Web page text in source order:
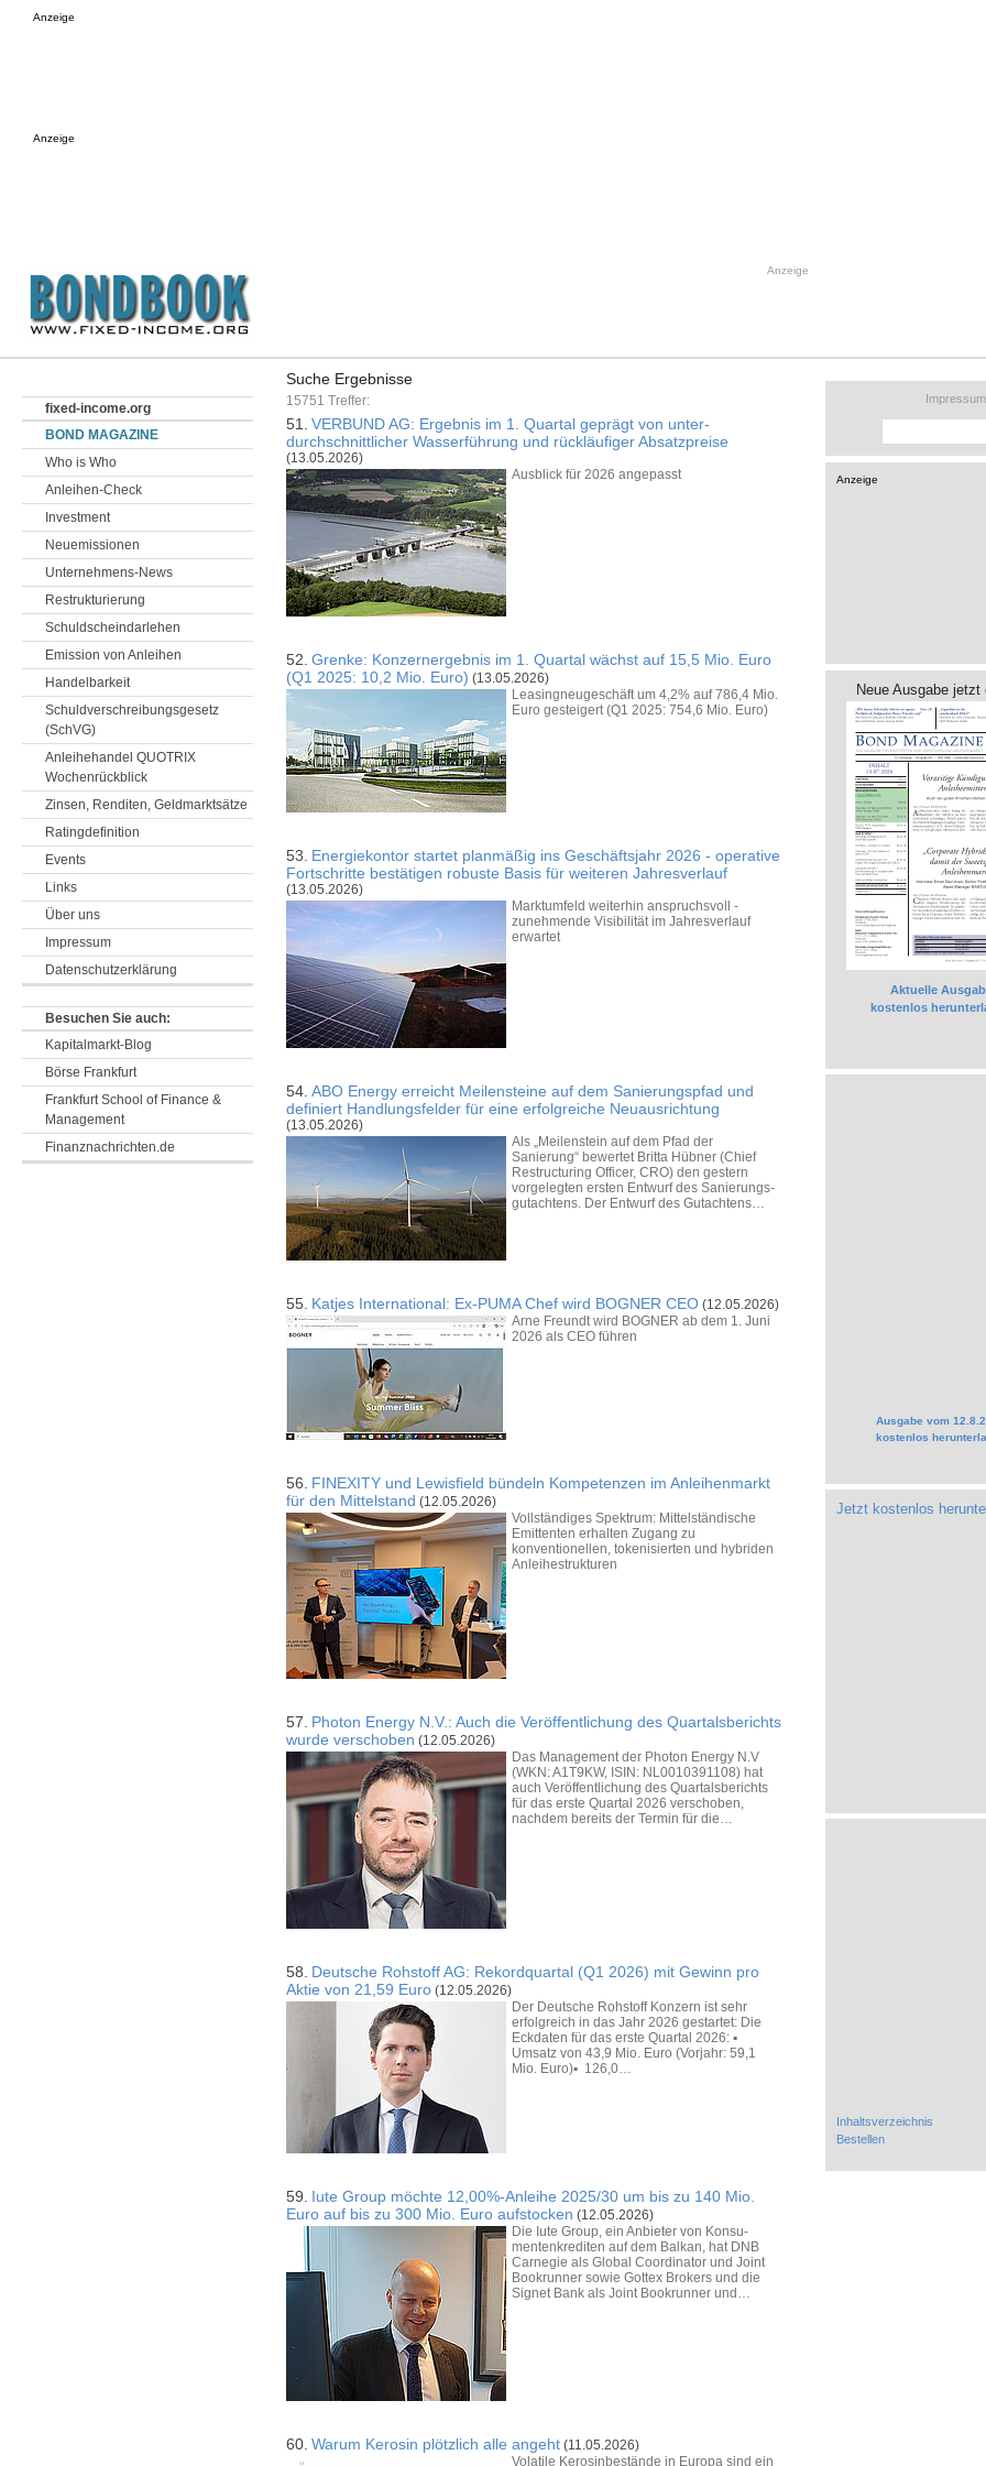
Anzeige
Anzeige
Anzeige
Suche Ergebnisse
15751 Treffer:
51.
VERBUND AG: Ergebnis im 1. Quartal geprägt von unter-
durchschnittlicher Wasserführung und rückläufiger Absatzpreise
(13.05.2026)
Ausblick für 2026 angepasst
52. Grenke: Konzernergebnis im 1. Quartal wächst auf 15,5 Mio. Euro
(Q1 2025: 10,2 Mio. Euro) (13.05.2026)
Leasingneugeschäft um 4,2% auf 786,4 Mio.
Euro gesteigert (Q1 2025: 754,6 Mio. Euro)
53. Energiekontor startet planmäßig ins Geschäftsjahr 2026 - operative
Fortschritte bestätigen robuste Basis für weiteren Jahresverlauf
(13.05.2026)
Marktumfeld weiterhin anspruchsvoll -
zunehmende Visibilität im Jahresverlauf
erwartet
54. ABO Energy erreicht Meilensteine auf dem Sanierungspfad und
definiert Handlungsfelder für eine erfolgreiche Neuausrichtung
(13.05.2026)
Als „Meilen­stein auf dem Pfad der
Sanierung“ bewertet Britta Hübner (Chief
Restruc­turing Officer, CRO) den gestern
vorgelegten ersten Entwurf des Sanierungs­
gut­achtens. Der Entwurf des Gut­achtens…
55. Katjes International: Ex-PUMA Chef wird BOGNER CEO (12.05.2026)
Arne Freundt wird BOGNER ab dem 1. Juni
2026 als CEO führen
56. FINEXITY und Lewisfield bündeln Kompetenzen im Anleihenmarkt
für den Mittelstand (12.05.2026)
Vollständiges Spektrum: Mittelständische
Emittenten erhalten Zugang zu
konventionellen, tokenisierten und hybriden
Anleihestrukturen
57. Photon Energy N.V.: Auch die Veröffentlichung des Quartalsberichts
wurde verschoben (12.05.2026)
Das Manage­ment der Photon Energy N.V
(WKN: A1T9KW, ISIN: NL0010391108) hat
auch Veröffent­lichung des Quartals­berichts
für das erste Quartal 2026 verschoben,
nachdem bereits der Termin für die…
58. Deutsche Rohstoff AG: Rekordquartal (Q1 2026) mit Gewinn pro
Aktie von 21,59 Euro (12.05.2026)
Der Deutsche Rohstoff Konzern ist sehr
erfolgreich in das Jahr 2026 gestartet: Die
Eckdaten für das erste Quartal 2026: ▪
Umsatz von 43,9 Mio. Euro (Vorjahr: 59,1
Mio. Euro)▪ 126,0…
59. Iute Group möchte 12,00%-Anleihe 2025/30 um bis zu 140 Mio.
Euro auf bis zu 300 Mio. Euro aufstocken (12.05.2026)
Die Iute Group, ein Anbieter von Konsu­
menten­krediten auf dem Balkan, hat DNB
Carnegie als Global Coordi­nator und Joint
Bookrunner sowie Gottex Brokers und die
Signet Bank als Joint Book­runner und…
60. Warum Kerosin plötzlich alle angeht (11.05.2026)
Volatile Kerosinbestände in Europa sind ein
fixed-income.org
BOND MAGAZINE
Who is Who
Anleihen-Check
Investment
Neuemissionen
Unternehmens-News
Restrukturierung
Schuldscheindarlehen
Emission von Anleihen
Handelbarkeit
Schuldverschreibungsgesetz
(SchVG)
Anleihehandel QUOTRIX
Wochenrückblick
Zinsen, Renditen, Geldmarktsätze
Ratingdefinition
Events
Links
Über uns
Impressum
Datenschutzerklärung
Besuchen Sie auch:
Kapitalmarkt-Blog
Börse Frankfurt
Frankfurt School of Finance &
Management
Finanznachrichten.de
Impressum
Anzeige
Neue Ausgabe jetzt
Aktuelle
kostenlos
Ausgabe vom
kostenlos
Jetzt kostenlos
Inhaltsverzeichnis
Bestellen